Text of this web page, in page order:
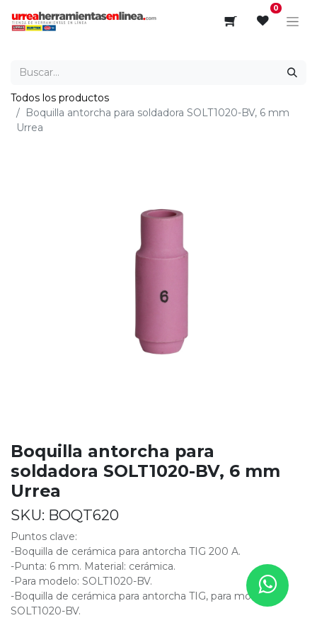
0
Todos los productos
Boquilla antorcha para soldadora SOLT1020-BV, 6 mm
Urrea
Boquilla antorcha para
soldadora SOLT1020-BV, 6 mm
Urrea
SKU: BOQT620
Puntos clave:
-Boquilla de cerámica para antorcha TIG 200 A.
-Punta: 6 mm. Material: cerámica.
-Para modelo: SOLT1020-BV.
-Boquilla de cerámica para antorcha TIG, para modelo
SOLT1020-BV.